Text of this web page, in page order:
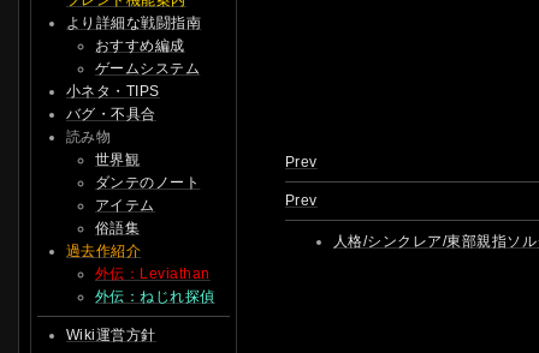
Prev
Prev
人格/シンクレア/東部親指ソル
より詳細な戦闘指南
おすすめ編成
ゲームシステム
小ネタ・TIPS
バグ・不具合
読み物
世界観
ダンテのノート
アイテム
俗語集
過去作紹介
外伝：Leviathan
外伝：ねじれ探偵
Wiki運営方針